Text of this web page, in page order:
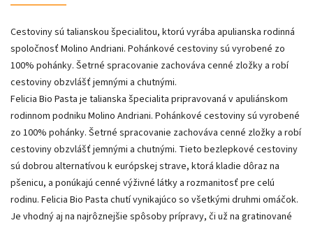
Cestoviny sú talianskou špecialitou, ktorú vyrába apulianska rodinná
spoločnosť Molino Andriani. Pohánkové cestoviny sú vyrobené zo
100% pohánky. Šetrné spracovanie zachováva cenné zložky a robí
cestoviny obzvlášť jemnými a chutnými.
Felicia Bio Pasta je talianska špecialita pripravovaná v apuliánskom
rodinnom podniku Molino Andriani. Pohánkové cestoviny sú vyrobené
zo 100% pohánky. Šetrné spracovanie zachováva cenné zložky a robí
cestoviny obzvlášť jemnými a chutnými. Tieto bezlepkové cestoviny
sú dobrou alternatívou k európskej strave, ktorá kladie dôraz na
pšenicu, a ponúkajú cenné výživné látky a rozmanitosť pre celú
rodinu. Felicia Bio Pasta chutí vynikajúco so všetkými druhmi omáčok.
Je vhodný aj na najrôznejšie spôsoby prípravy, či už na gratinované